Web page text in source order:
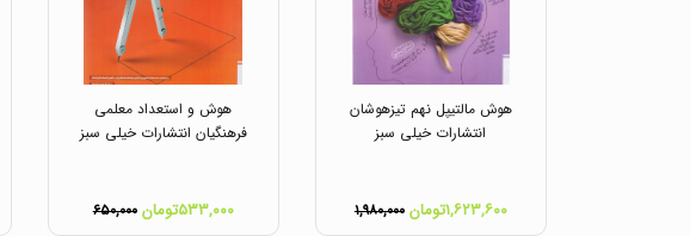
هوش مالتیپل نهم تیزهوشان
انتشارات خیلی سبز
۱,۶۲۳,۶۰۰تومان ۱,۹۸۰,۰۰۰
هوش و استعداد معلمی
فرهنگیان انتشارات خیلی سبز
۵۳۳,۰۰۰تومان ۶۵۰,۰۰۰